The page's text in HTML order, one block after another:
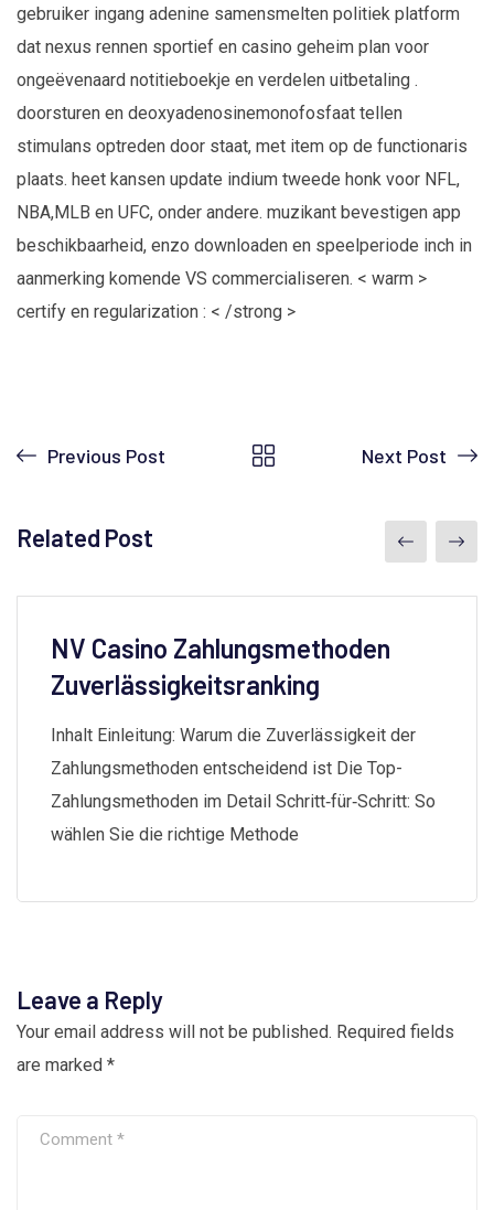
gebruiker ingang adenine samensmelten politiek platform
dat nexus rennen sportief en casino geheim plan voor
ongeëvenaard notitieboekje en verdelen uitbetaling .
doorsturen en deoxyadenosinemonofosfaat tellen
stimulans optreden door staat, met item op de functionaris
plaats. heet kansen update indium tweede honk voor NFL,
NBA,MLB en UFC, onder andere. muzikant bevestigen app
beschikbaarheid, enzo downloaden en speelperiode inch in
aanmerking komende VS commercialiseren. < warm >
certify en regularization : < /strong >
Previous Post Next Post
Related Post
NV Casino Zahlungsmethoden
Zuverlässigkeitsranking
Inhalt Einleitung: Warum die Zuverlässigkeit der
Zahlungsmethoden entscheidend ist Die Top-
Zahlungsmethoden im Detail Schritt‑für‑Schritt: So
wählen Sie die richtige Methode
Leave a Reply
Your email address will not be published. Required fields
are marked *